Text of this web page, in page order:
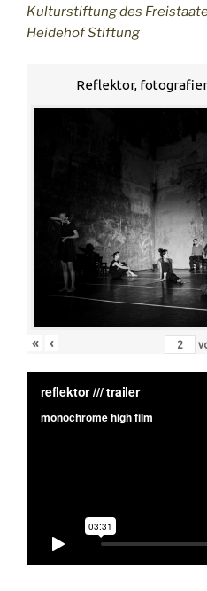
Kulturstiftung des
Heidehof Stiftung
Reflektor,
« ‹